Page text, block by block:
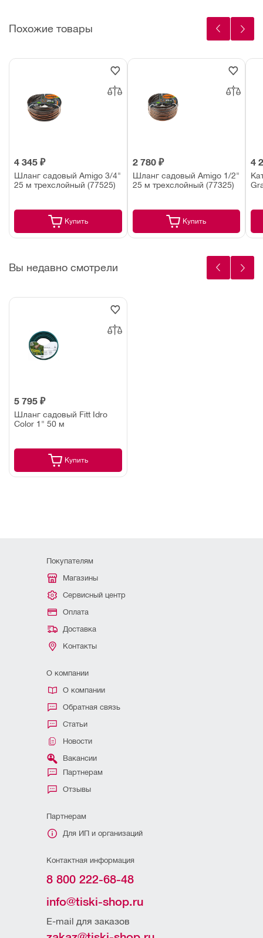
Похожие товары
4 345 ₽
Шланг садовый Amigo 3/4"
25 м трехслойный (77525)
Купить
2 780 ₽
Шланг садовый Amigo 1/2"
25 м трехслойный (77325)
Купить
4
Вы недавно смотрели
5 795 ₽
Шланг садовый Fitt Idro
Color 1" 50 м
Купить
Покупателям
Магазины
Сервисный центр
Оплата
Доставка
Контакты
О компании
О компании
Обратная связь
Статьи
Новости
Вакансии
Партнерам
Отзывы
Партнерам
Для ИП и организаций
Контактная информация
8 800 222-68-48
info@tiski-shop.ru
E-mail для заказов